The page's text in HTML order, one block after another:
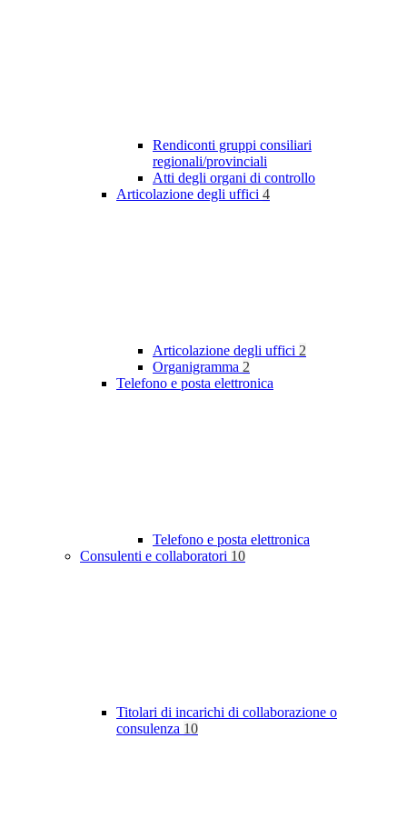
Rendiconti gruppi consiliari
regionali/provinciali
Atti degli organi di controllo
Articolazione degli uffici 4
Articolazione degli uffici 2
Organigramma 2
Telefono e posta elettronica
Telefono e posta elettronica
Consulenti e collaboratori 10
Titolari di incarichi di collaborazione o
consulenza 10